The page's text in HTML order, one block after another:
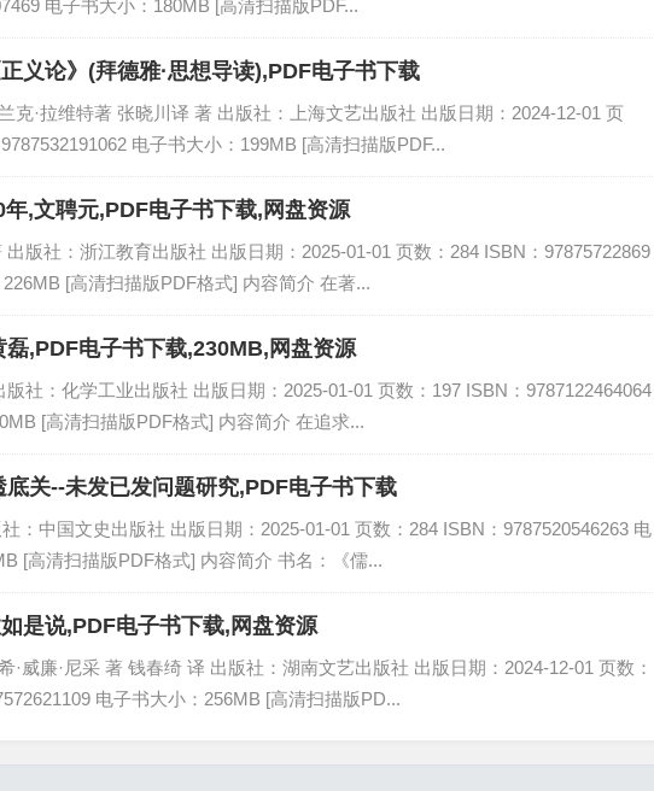
电子书大小：180MB [高清扫描版PDF...
义论》(拜德雅·思想导读),PDF电子书下载
克·拉维特著 张晓川译 著 出版社：上海文艺出版社 出版日期：2024-12-01 页
电子书大小：199MB [高清扫描版PDF...
,文聘元,PDF电子书下载,网盘资源
版社：浙江教育出版社 出版日期：2025-01-01 页数：284 ISBN：97875722869
[高清扫描版PDF格式] 内容简介 在著...
磊,PDF电子书下载,230MB,网盘资源
社：化学工业出版社 出版日期：2025-01-01 页数：197 ISBN：9787122464064
[高清扫描版PDF格式] 内容简介 在追求...
底关--未发已发问题研究,PDF电子书下载
：中国文史出版社 出版日期：2025-01-01 页数：284 ISBN：9787520546263 电
[高清扫描版PDF格式] 内容简介 书名：《儒...
是说,PDF电子书下载,网盘资源
·威廉·尼采 著 钱春绮 译 出版社：湖南文艺出版社 出版日期：2024-12-01 页数：
电子书大小：256MB [高清扫描版PD...